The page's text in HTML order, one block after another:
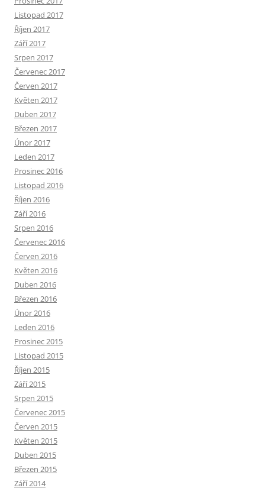
Listopad 2017
Říjen 2017
Září 2017
Srpen 2017
Červenec 2017
Červen 2017
Květen 2017
Duben 2017
Březen 2017
Únor 2017
Leden 2017
Prosinec 2016
Listopad 2016
Říjen 2016
Září 2016
Srpen 2016
Červenec 2016
Červen 2016
Květen 2016
Duben 2016
Březen 2016
Únor 2016
Leden 2016
Prosinec 2015
Listopad 2015
Říjen 2015
Září 2015
Srpen 2015
Červenec 2015
Červen 2015
Květen 2015
Duben 2015
Březen 2015
Září 2014